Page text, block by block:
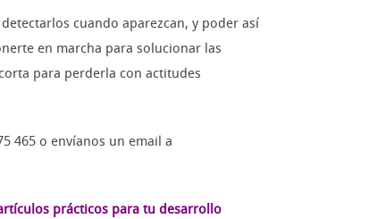
cuando aparezcan, y poder así
en marcha para solucionar las
para perderla con actitudes
465 o envíanos un email a
prácticos para tu desarrollo